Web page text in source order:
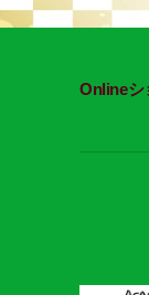
の
ジ
Onlineシ